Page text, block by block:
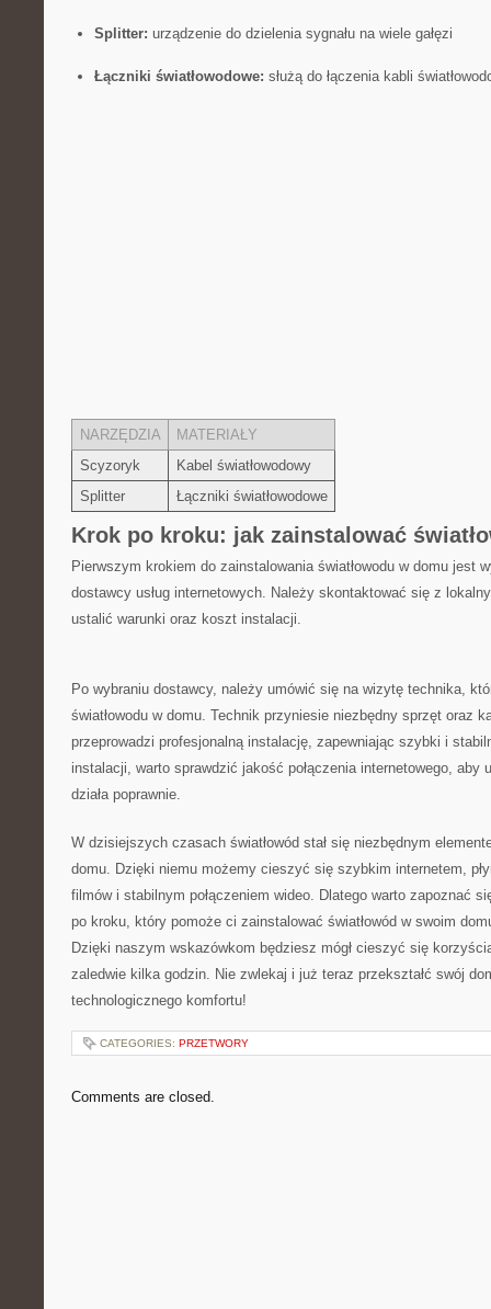
Splitter: ⁢urządzenie do dzielenia sygnału na wiele gałęzi
Łączniki światłowodowe: służą do łączenia kabli
NARZĘDZIA
MATERIAŁY
Scyzoryk
Kabel światłowodowy
Splitter
Łączniki światłowodowe
Krok po kroku: jak zainstalować
Pierwszym krokiem do zainstalowania światłowodu w domu jest
dostawcy usług internetowych. ⁣Należy skontaktować się ‍z
ustalić warunki oraz koszt instalacji.
Po wybraniu dostawcy, należy umówić się na wizytę technika,
światłowodu w domu. Technik​ przyniesie niezbędny​ sprzęt oraz
⁢przeprowadzi profesjonalną instalację, zapewniając szybki i
instalacji, ⁢warto sprawdzić jakość połączenia internetowego, aby
działa poprawnie.
W dzisiejszych‌ czasach⁤ światłowód ⁤stał się ‍niezbędnym
domu. Dzięki niemu możemy cieszyć się szybkim internetem,
filmów i stabilnym połączeniem wideo. Dlatego warto zapoznać
po kroku, który pomoże ci zainstalować światłowód w​ swoim
Dzięki naszym wskazówkom będziesz mógł cieszyć się
⁢zaledwie kilka godzin. Nie zwlekaj i już teraz‌ przekształć swój
technologicznego komfortu!
CATEGORIES: PRZETWORY
Comments are closed.